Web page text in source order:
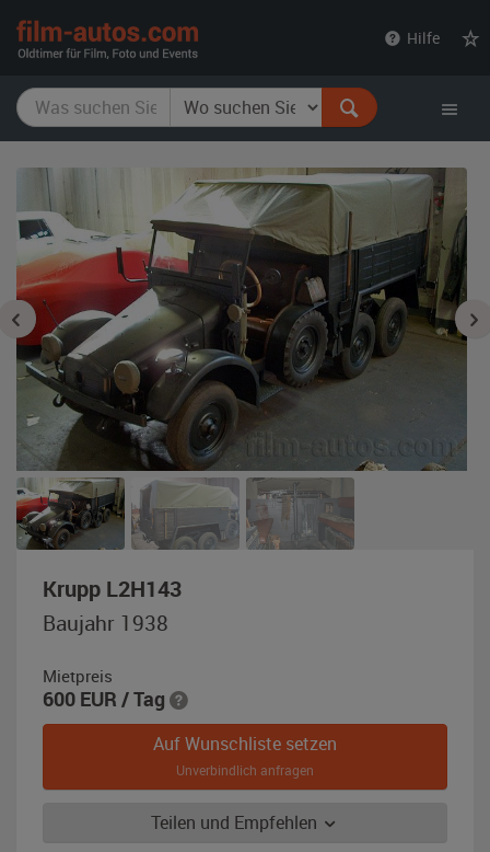
Hilfe
Krupp L2H143,
Baujahr 1938
Mietpreis
600 EUR / Tag
Auf Wunschliste setzen
Unverbindlich anfragen
Teilen und Empfehlen